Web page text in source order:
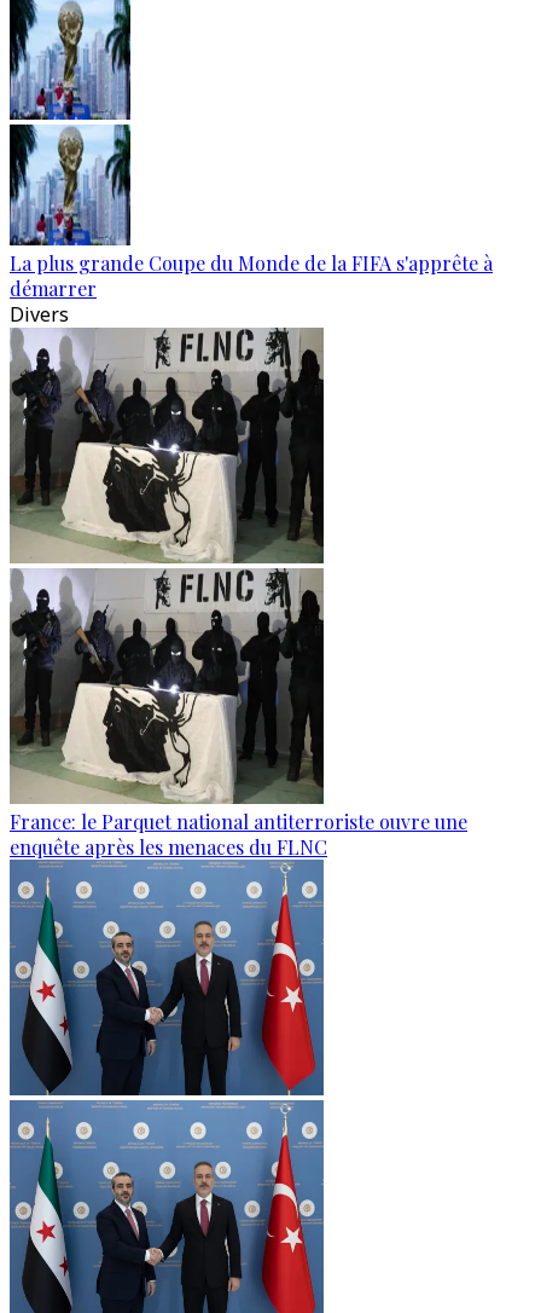
La plus grande Coupe du Monde de la FIFA s'apprête à
démarrer
Divers
France: le Parquet national antiterroriste ouvre une
enquête après les menaces du FLNC